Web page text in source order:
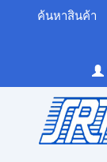
ค้นหาสินค้า